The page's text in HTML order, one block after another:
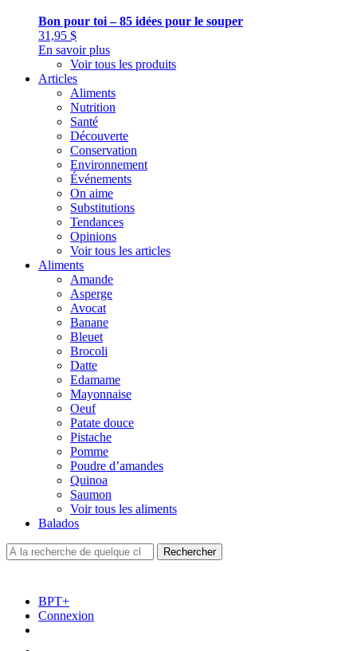
Bon pour toi – 85 idées pour le souper
31,95 $
En savoir plus
Voir tous les produits
Articles
Aliments
Nutrition
Santé
Découverte
Conservation
Environnement
Événements
On aime
Substitutions
Tendances
Opinions
Voir tous les articles
Aliments
Amande
Asperge
Avocat
Banane
Bleuet
Brocoli
Datte
Edamame
Mayonnaise
Oeuf
Patate douce
Pistache
Pomme
Poudre d’amandes
Quinoa
Saumon
Voir tous les aliments
Balados
BPT+
Connexion